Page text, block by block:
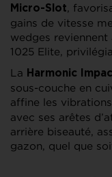
Micro-Slot,
gains de vitesse
wedges
1025 Elite,
La Harmonic
sous-couche en
affine les
avec ses arêtes
arrière biseauté,
gazon, quel que